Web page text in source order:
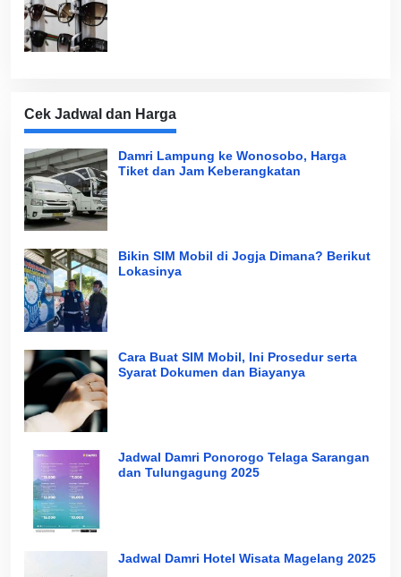
Cek Jadwal dan Harga
Damri Lampung ke Wonosobo, Harga
Tiket dan Jam Keberangkatan
Bikin SIM Mobil di Jogja Dimana? Berikut
Lokasinya
Cara Buat SIM Mobil, Ini Prosedur serta
Syarat Dokumen dan Biayanya
Jadwal Damri Ponorogo Telaga Sarangan
dan Tulungagung 2025
Jadwal Damri Hotel Wisata Magelang 2025